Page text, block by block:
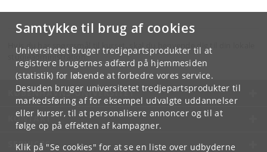
Samtykke til brug af cookies
Universitetet bruger tredjepartsprodukter til at
registrere brugernes adfærd på hjemmesiden
(statistik) for løbende at forbedre vores service.
Desuden bruger universitetet tredjepartsprodukter til
markedsføring af for eksempel udvalgte uddannelser
eller kurser, til at personalisere annoncer og til at
følge op på effekten af kampagner.
Klik på "Se cookies" for at se en liste over udbyderne
Hvis du har spørgsmål til kurset, skal du henvende dig til din lokale
studieadministration.
KØBENHAVNS UNIVERSITET
KONTAKT
SERVICES